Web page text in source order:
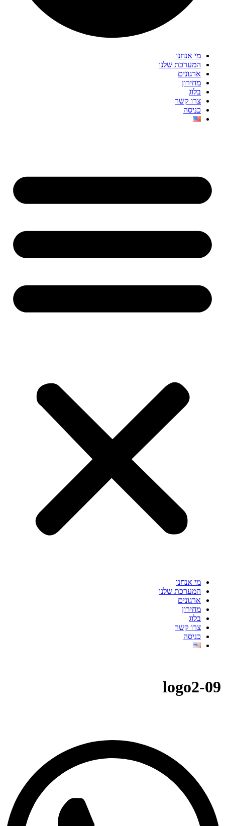
מי אנחנו
המערכת שלנו
ארגונים
מחירון
בלוג
צרו קשר
כניסה
מי אנחנו
המערכת שלנו
ארגונים
מחירון
בלוג
צרו קשר
כניסה
logo2-09